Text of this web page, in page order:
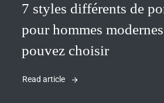
7 styles différents de
pour hommes
pouvez choisir
Read article